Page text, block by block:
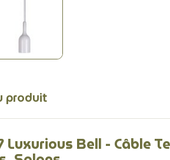
produit
Luxurious Bell - Câble